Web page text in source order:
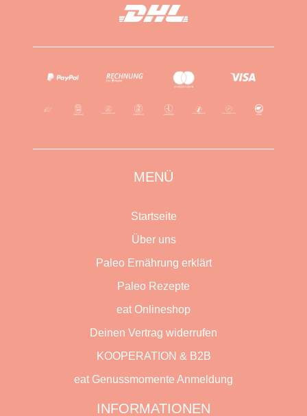
MENÜ
Startseite
Über uns
Paleo Ernährung erklärt
Paleo Rezepte
eat Onlineshop
Deinen Vertrag widerrufen
KOOPERATION & B2B
eat Genussmomente Anmeldung
INFORMATIONEN